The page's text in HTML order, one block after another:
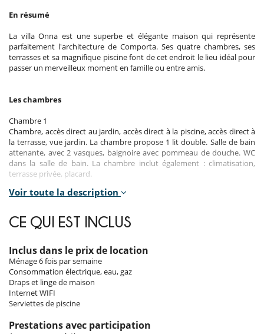
En résumé
La villa Onna est une superbe et élégante maison qui représente
parfaitement l'architecture de Comporta. Ses quatre chambres, ses
terrasses et sa magnifique piscine font de cet endroit le lieu idéal pour
passer un merveilleux moment en famille ou entre amis.
Les chambres
Chambre 1
Chambre, accès direct au jardin, accès direct à la piscine, accès direct à
la terrasse, vue jardin. La chambre propose 1 lit double. Salle de bain
attenante, avec 2 vasques, baignoire avec pommeau de douche. WC
dans la salle de bain. La chambre inclut également : climatisation,
terrasse privée, placard.
Chambre 2
la terrasse. La chambre propose 1 lit double. Salle de bain attenante,
avec douche. WC dans la salle de bain. La chambre inclut également :
Chambre 3
Chambre, accès direct à la piscine, accès direct à la terrasse, vue
piscine. La chambre propose 1 lit double. Salle de bain attenante, avec
douche. WC dans la salle de bain. La chambre inclut également :
climatisation, placard.
Chambre 4
Voir toute la description
CE QUI EST INCLUS
Inclus dans le prix de location
Ménage 6 fois par semaine
Consommation électrique, eau, gaz
Draps et linge de maison
Internet WIFI
Serviettes de piscine
Prestations avec participation